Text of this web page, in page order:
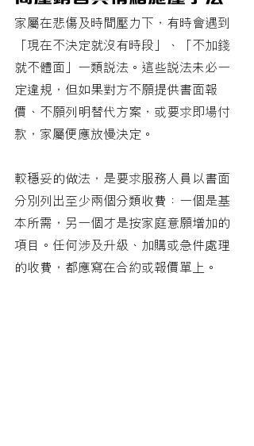
家屬在悲傷及時間壓力下，有時會遇到
「現在不決定就沒有時段」、「不加錢
就不體面」一類說法。這些說法未必一
定違規，但如果對方不願提供書面報
價、不願列明替代方案，或要求即場付
款，家屬便應放慢決定。
較穩妥的做法，是要求服務人員以書面
分別列出至少兩個分類收費：一個是基
本所需，另一個才是按家庭意願增加的
項目。任何涉及升級、加購或急件處理
的收費，都應寫在合約或報價單上。